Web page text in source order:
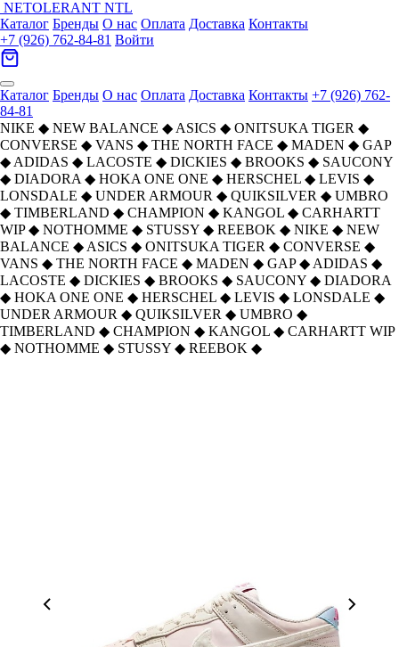
NETOLERANT NTL
Каталог Бренды О нас Оплата Доставка Контакты
+7 (926) 762-84-81 Войти
Каталог Бренды О нас Оплата Доставка Контакты +7 (926) 762-
84-81
NIKE ◆ NEW BALANCE ◆ ASICS ◆ ONITSUKA TIGER ◆
CONVERSE ◆ VANS ◆ THE NORTH FACE ◆ MADEN ◆ GAP
◆ ADIDAS ◆ LACOSTE ◆ DICKIES ◆ BROOKS ◆ SAUCONY
◆ DIADORA ◆ HOKA ONE ONE ◆ HERSCHEL ◆ LEVIS ◆
LONSDALE ◆ UNDER ARMOUR ◆ QUIKSILVER ◆ UMBRO
◆ TIMBERLAND ◆ CHAMPION ◆ KANGOL ◆ CARHARTT
WIP ◆ NOTHOMME ◆ STUSSY ◆ REEBOK ◆ NIKE ◆ NEW
BALANCE ◆ ASICS ◆ ONITSUKA TIGER ◆ CONVERSE ◆
VANS ◆ THE NORTH FACE ◆ MADEN ◆ GAP ◆ ADIDAS ◆
LACOSTE ◆ DICKIES ◆ BROOKS ◆ SAUCONY ◆ DIADORA
◆ HOKA ONE ONE ◆ HERSCHEL ◆ LEVIS ◆ LONSDALE ◆
UNDER ARMOUR ◆ QUIKSILVER ◆ UMBRO ◆
TIMBERLAND ◆ CHAMPION ◆ KANGOL ◆ CARHARTT WIP
◆ NOTHOMME ◆ STUSSY ◆ REEBOK ◆